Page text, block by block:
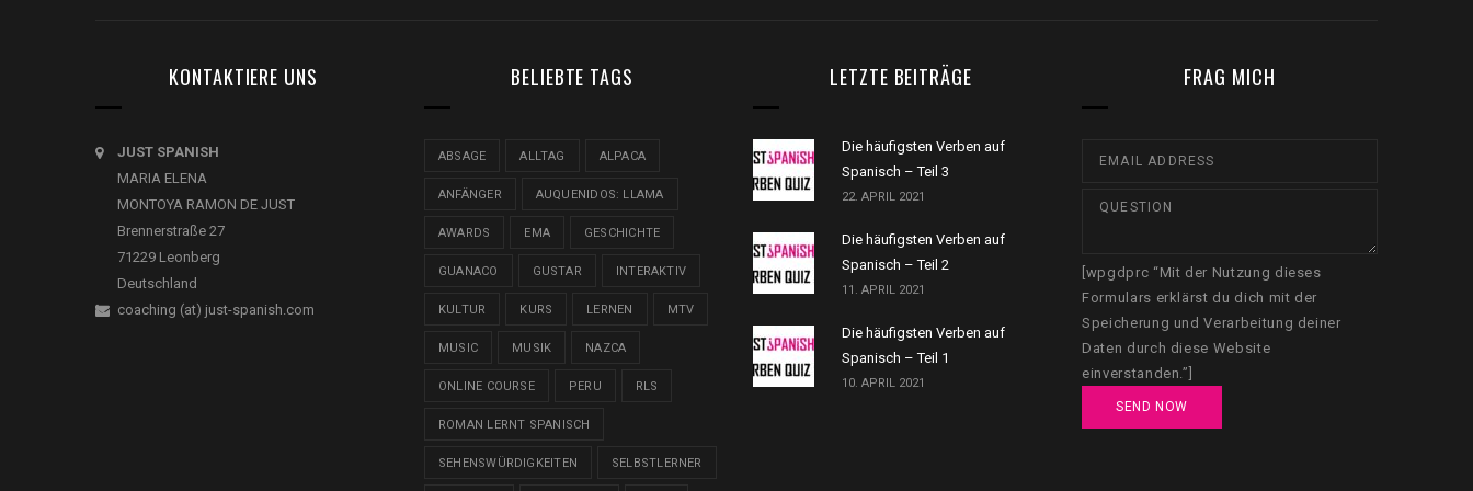
KONTAKTIERE UNS
JUST SPANISH
MARIA ELENA
MONTOYA RAMON DE JUST
Brennerstraße 27
71229 Leonberg
Deutschland
coaching (at) just-spanish.com
BELIEBTE TAGS
ABSAGE ALLTAG ALPACA
ANFÄNGER AUQUENIDOS: LLAMA
AWARDS EMA GESCHICHTE
GUANACO GUSTAR INTERAKTIV
KULTUR KURS LERNEN MTV
MUSIC MUSIK NAZCA
ONLINE COURSE PERU RLS
ROMAN LERNT SPANISCH
SEHENSWÜRDIGKEITEN SELBSTLERNER
LETZTE BEITRÄGE
Die häufigsten Verben auf
Spanisch – Teil 3
22. APRIL 2021
Die häufigsten Verben auf
Spanisch – Teil 2
11. APRIL 2021
Die häufigsten Verben auf
Spanisch – Teil 1
10. APRIL 2021
FRAG MICH
[wpgdprc “Mit der Nutzung dieses
Formulars erklärst du dich mit der
Speicherung und Verarbeitung deiner
Daten durch diese Website
einverstanden.”]